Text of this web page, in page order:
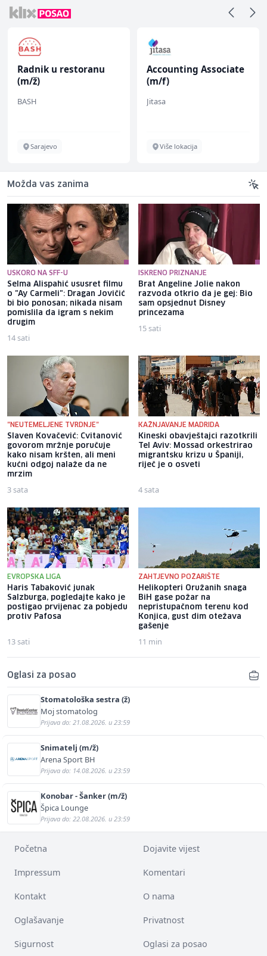
Radnik u restoranu
(m/ž)
BASH
Sarajevo
Accounting Associate
(m/f)
Jitasa
Više lokacija
Možda vas zanima
USKORO NA SFF-U
Selma Alispahić ususret filmu
o "Ay Carmeli": Dragan Jovičić
bi bio ponosan; nikada nisam
pomislila da igram s nekim
drugim
14 sati
ISKRENO PRIZNANJE
Brat Angeline Jolie nakon
razvoda otkrio da je gej: Bio
sam opsjednut Disney
princezama
15 sati
"NEUTEMELJENE TVRDNJE"
Slaven Kovačević: Cvitanović
govorom mržnje poručuje
kako nisam kršten, ali meni
kućni odgoj nalaže da ne
mrzim
3 sata
KAŽNJAVANJE MADRIDA
Kineski obavještajci razotkrili
Tel Aviv: Mossad orkestrirao
migrantsku krizu u Španiji,
riječ je o osveti
4 sata
EVROPSKA LIGA
Haris Tabaković junak
Salzburga, pogledajte kako je
postigao prvijenac za pobjedu
protiv Pafosa
13 sati
ZAHTJEVNO POŽARIŠTE
Helikopteri Oružanih snaga
BiH gase požar na
nepristupačnom terenu kod
Konjica, gust dim otežava
gašenje
11 min
Oglasi za posao
Stomatološka sestra (ž)
Moj stomatolog
Prijava do: 21.08.2026. u 23:59
Snimatelj (m/ž)
Arena Sport BH
Prijava do: 14.08.2026. u 23:59
Konobar - Šanker (m/ž)
Špica Lounge
Prijava do: 22.08.2026. u 23:59
Početna Dojavite vijest
Impressum Komentari
Kontakt O nama
Oglašavanje Privatnost
Sigurnost Oglasi za posao